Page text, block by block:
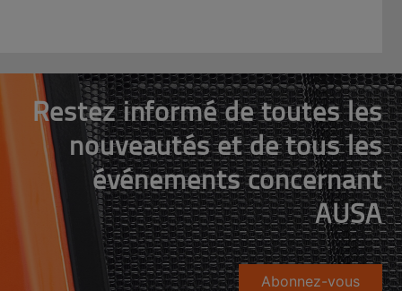
Restez informé de toutes les
nouveautés et de tous les
événements concernant
AUSA
Abonnez-vous